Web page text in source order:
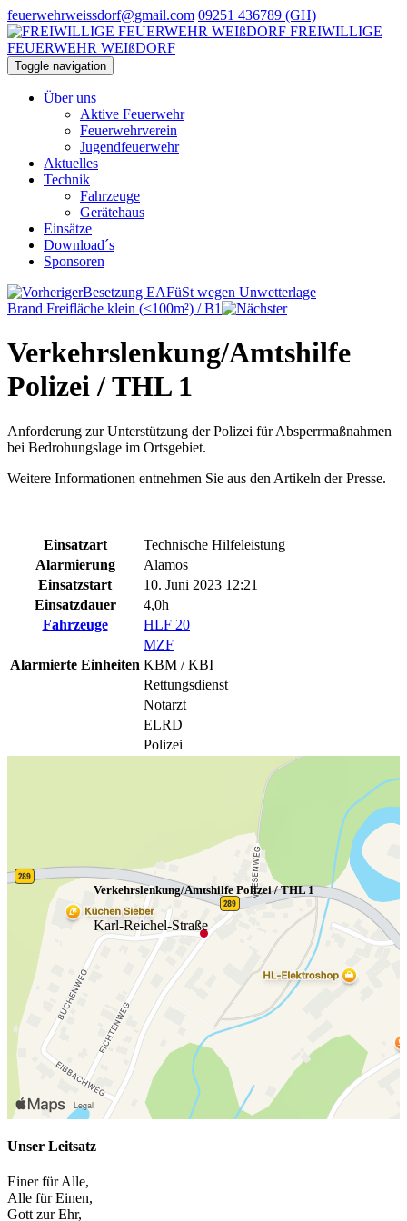
feuerwehrweissdorf@gmail.com 09251 436789 (GH)
FREIWILLIGE
FEUERWEHR WEIßDORF
Toggle navigation
Über uns
Aktive Feuerwehr
Feuerwehrverein
Jugendfeuerwehr
Aktuelles
Technik
Fahrzeuge
Gerätehaus
Einsätze
Download´s
Sponsoren
Besetzung EAFüSt wegen Unwetterlage
Brand Freifläche klein (<100m²) / B1
Verkehrslenkung/Amtshilfe
Polizei / THL 1
Anforderung zur Unterstützung der Polizei für Absperrmaßnahmen
bei Bedrohungslage im Ortsgebiet.
Weitere Informationen entnehmen Sie aus den Artikeln der Presse.
Einsatzart
Technische Hilfeleistung
Alarmierung
Alamos
Einsatzstart
10. Juni 2023 12:21
Einsatzdauer
4,0h
Fahrzeuge
HLF 20
MZF
Alarmierte Einheiten KBM / KBI
Rettungsdienst
Notarzt
ELRD
Polizei
Verkehrslenkung/Amtshilfe Polizei / THL 1
Karl-Reichel-Straße
Unser Leitsatz
Einer für Alle,
Alle für Einen,
Gott zur Ehr,